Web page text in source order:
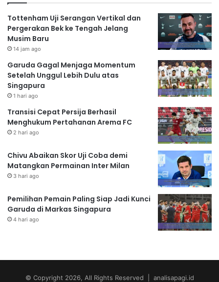
Tottenham Uji Serangan Vertikal dan
Pergerakan Bek ke Tengah Jelang
Musim Baru
14 jam ago
Garuda Gagal Menjaga Momentum
Setelah Unggul Lebih Dulu atas
Singapura
1 hari ago
Transisi Cepat Persija Berhasil
Menghukum Pertahanan Arema FC
2 hari ago
Chivu Abaikan Skor Uji Coba demi
Matangkan Permainan Inter Milan
3 hari ago
Pemilihan Pemain Paling Siap Jadi Kunci
Garuda di Markas Singapura
4 hari ago
© Copyright 2026, All Rights Reserved | analisapagi.id